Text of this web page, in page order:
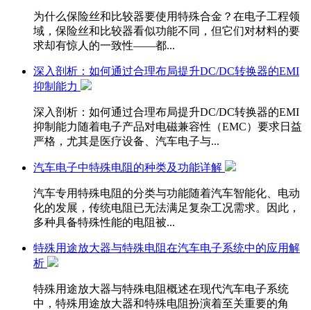
为什么保险丝和比较器要使用特殊合金？在电子工程领
域，保险丝和比较器看似功能不同，但它们对材料的要
求却有惊人的一致性——都...
深入剖析：如何通过合理布局提升DC/DC转换器的EMI
抑制能力
深入剖析：如何通过合理布局提升DC/DC转换器的EMI
抑制能力随着电子产品对电磁兼容性（EMC）要求日益
严格，尤其是医疗设备、汽车电子与...
汽车电子中特殊电阻的种类及功能详解
汽车专用特殊电阻的分类与功能随着汽车智能化、电动
化的发展，传统电阻已无法满足复杂工况需求。因此，
多种具备特殊性能的电阻被...
特殊用途放大器与特殊电阻在汽车电子系统中的应用解
析
特殊用途放大器与特殊电阻概述在现代汽车电子系统
中，特殊用途放大器和特殊电阻扮演着至关重要的角